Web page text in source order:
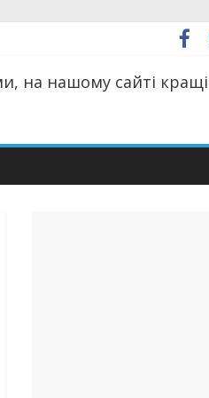
на нашому сайті кращі